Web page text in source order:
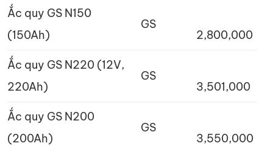
Ắc quy GS N150
(150Ah)
GS
2,800,000
Ắc quy GS N220 (12V,
220Ah)
GS
3,501,000
Ắc quy GS N200
(200Ah)
GS
3,550,000